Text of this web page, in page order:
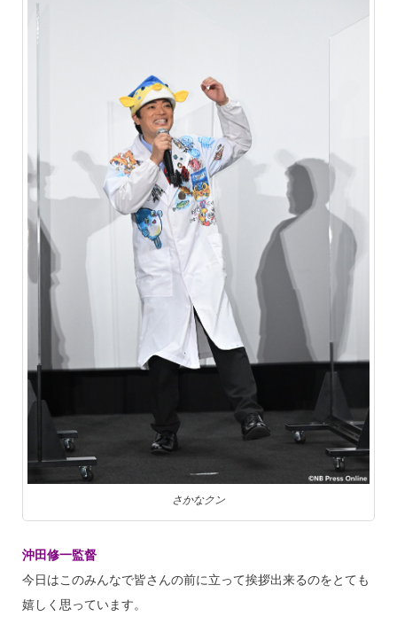
さかなクン
沖田修一監督
今日はこのみんなで皆さんの前に立って挨拶出来るのをとても
嬉しく思っています。